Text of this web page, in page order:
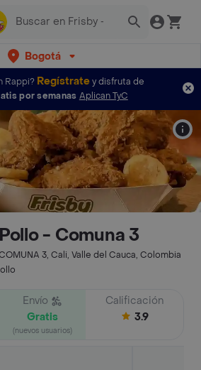
Bogotá
Rappi? Regístratey disfruta de
por semanas Aplican TyC
- Comuna 3
3, Cali, Valle del Cauca, Colombia
Envío
Gratis
(nuevos usuarios)
Calificación
3.9